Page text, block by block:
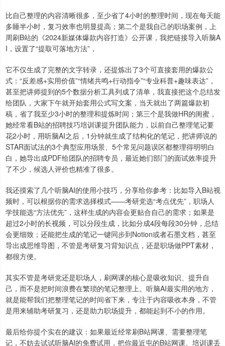
比自己整理的内容清晰很多，至少省了4小时的整理时间，现在每天能
多睡半小时，复习效率也明显提高；第二个是我自己的职场案例，上
周刷B站的《2024新媒体爆款内容打造》公开课，我把链接导入听脑A
I，设置了“提取可落地方法”，
它不仅生成了完整的文字转录，还提炼出了3个可直接套用的爆款公
式：“反差感+实用价值”“情绪共鸣+行动指令”“专业科普+趣味表达”，
甚至把讲师提到的5个数据分析工具列成了清单，我直接把这个总结发
给团队，大家下午就开始套用公式写文案，当天就出了两篇爆款初
稿，省了我至少3小时的整理和提炼时间；第三个是我做HR的闺蜜，
她经常看B站的招聘技巧培训课提升团队能力，以前自己整理笔记要
花2小时，用听脑AI之后，1分钟就生成了结构化的笔记，把讲师说的
STAR面试法的3个典型应用场景、5个常见问题误区都整理得明明白
白，她导出成PDF给团队的招聘专员，最近她们部门的面试效率提升
了不少，候选人评价也精准了很多。
我还摸索了几个听脑AI的使用小技巧，分享给你参考：比如导入B站视
频时，可以根据你的需求选择模式——考研党选“考点优先”，职场人
学技能选“方法优先”，这样生成的内容会更贴合自己的需求；如果是
超过2小时的长视频，可以分段生成，比如分成4段每段30分钟，总结
会更细致；还能把生成的笔记一键同步到Notion或者石墨文档，甚至
导出成思维导图，不管是考研复习背知识点，还是职场做PPT素材，
都很方便。
其实不管是考研党还是职场人，刷网课的核心是吸收知识、提升自
己，而不是把时间浪费在繁琐的笔记整理上。听脑AI最实用的地方，
就是能帮我们把整理笔记的时间省下来，专注于内容吸收本身，不管
是用来辅助考研复习，还是助力职场提升，都能起到不小的作用。
最后给你提个实在的建议：如果最近经常刷B站网课、需要整理笔
记，不妨去试试听脑AI的免费试用，把你最近屯的B站网课、培训课丢